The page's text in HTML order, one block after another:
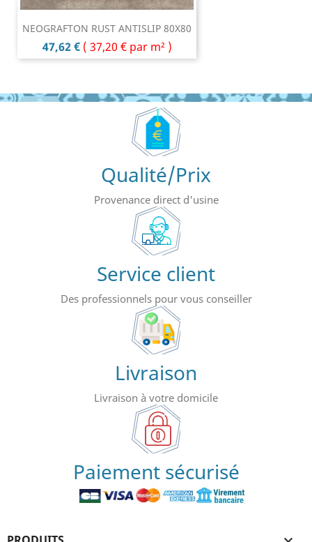
NEOGRAFTON RUST ANTISLIP 80X80
Prix
47,62 € ( 37,20 € par m² )
Qualité/Prix
Provenance direct d'usine
Service client
Des professionnels pour vous conseiller
Livraison
Livraison à votre domicile
Paiement sécurisé